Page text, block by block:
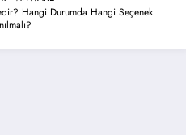
Hangi Durumda Hangi Seçenek